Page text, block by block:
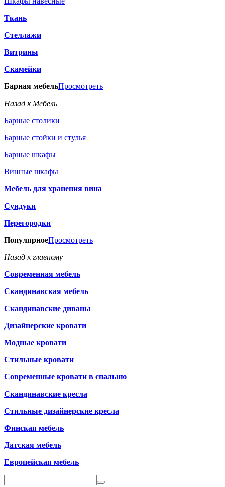
Ткань
Стеллажи
Витрины
Скамейки
Барная мебельПросмотреть
Назад к Мебель
Барные столики
Барные стойки и стулья
Барные шкафы
Винные шкафы
Мебель для хранения вина
Сундуки
Перегородки
ПопулярноеПросмотреть
Назад к главному
Современная мебель
Скандинавская мебель
Скандинавские диваны
Дизайнерские кровати
Модные кровати
Стильные кровати
Современные кровати в спальню
Скандинавские кресла
Стильные дизайнерские кресла
Финская мебель
Датская мебель
Европейская мебель